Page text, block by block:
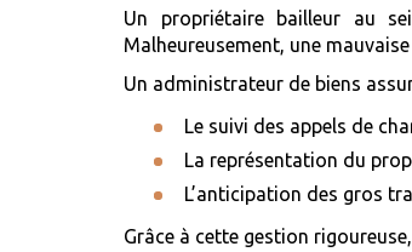
Un propriétaire bailleur au
Malheureusement, une
Un administrateur de biens
Le suivi des appels de
La représentation du
L’anticipation des gros
Grâce à cette gestion